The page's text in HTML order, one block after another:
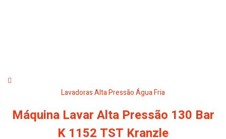
Lavadoras Alta Pressão Água Fria
Máquina Lavar Alta Pressão 130 Bar
K 1152 TST Kranzle